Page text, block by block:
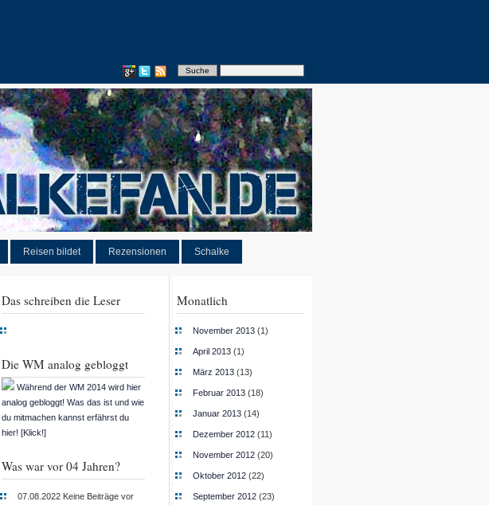
Reisen bildet Rezensionen Schalke
Das schreiben die Leser
Die WM analog gebloggt
Während der WM 2014 wird hier
analog gebloggt! Was das ist und wie
du mitmachen kannst erfährst du
hier! [Klick!]
Was war vor 04 Jahren?
07.08.2022 Keine Beiträge vor
Monatlich
November 2013 (1)
April 2013 (1)
März 2013 (13)
Februar 2013 (18)
Januar 2013 (14)
Dezember 2012 (11)
November 2012 (20)
Oktober 2012 (22)
September 2012 (23)